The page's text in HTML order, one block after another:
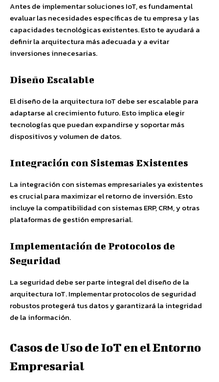
Antes de implementar soluciones IoT, es fundamental
evaluar las necesidades específicas de tu empresa y las
capacidades tecnológicas existentes. Esto te ayudará a
definir la arquitectura más adecuada y a evitar
inversiones innecesarias.
Diseño Escalable
El diseño de la arquitectura IoT debe ser escalable para
adaptarse al crecimiento futuro. Esto implica elegir
tecnologías que puedan expandirse y soportar más
dispositivos y volumen de datos.
Integración con Sistemas Existentes
La integración con sistemas empresariales ya existentes
es crucial para maximizar el retorno de inversión. Esto
incluye la compatibilidad con sistemas ERP, CRM, y otras
plataformas de gestión empresarial.
Implementación de Protocolos de
Seguridad
La seguridad debe ser parte integral del diseño de la
arquitectura IoT. Implementar protocolos de seguridad
robustos protegerá tus datos y garantizará la integridad
de la información.
Casos de Uso de IoT en el Entorno
Empresarial